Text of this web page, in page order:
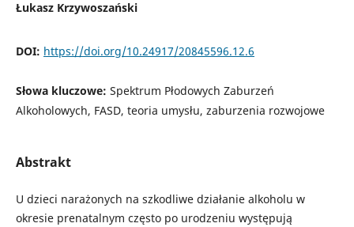
Łukasz Krzywoszański
DOI: https://doi.org/10.24917/20845596.12.6
Słowa kluczowe: Spektrum Płodowych Zaburzeń
Alkoholowych, FASD, teoria umysłu, zaburzenia rozwojowe
Abstrakt
U dzieci narażonych na szkodliwe działanie alkoholu w
okresie prenatalnym często po urodzeniu występują